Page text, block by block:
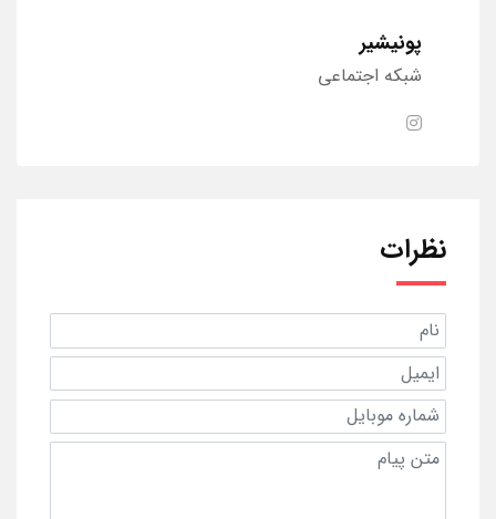
پونیشیر
شبکه اجتماعی
نظرات